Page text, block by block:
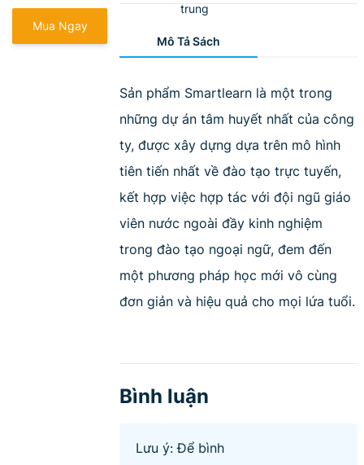
Mua Ngay
trung
Mô Tả Sách
Sản phẩm Smartlearn là một trong
những dự án tâm huyết nhất của công
ty, được xây dựng dựa trên mô hình
tiên tiến nhất về đào tạo trực tuyến,
kết hợp việc hợp tác với đội ngũ giáo
viên nước ngoài đầy kinh nghiệm
trong đào tạo ngoại ngữ, đem đến
một phương pháp học mới vô cùng
đơn giản và hiệu quả cho mọi lứa tuổi.
Bình luận
Lưu ý: Để bình